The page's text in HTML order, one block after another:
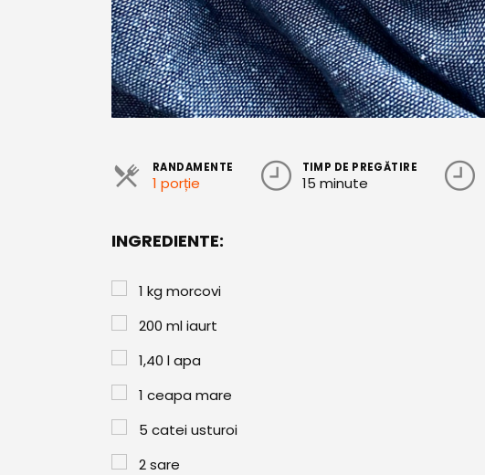
RANDAMENTE
1 porție
TIMP DE PREGĂTIRE
15 minute
INGREDIENTE:
1 kg morcovi
200 mliaurt
1,40 lapa
1 ceapa mare
5 catei usturoi
2sare